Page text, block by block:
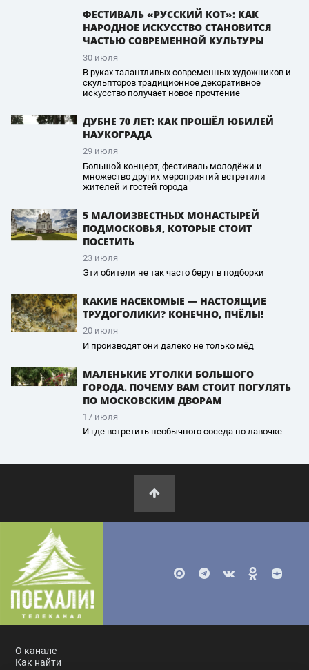
ФЕСТИВАЛЬ «РУССКИЙ КОТ»: КАК
НАРОДНОЕ ИСКУССТВО СТАНОВИТСЯ
ЧАСТЬЮ СОВРЕМЕННОЙ КУЛЬТУРЫ
30 июля
В руках талантливых современных художников и
скульпторов традиционное декоративное
искусство получает новое прочтение
ДУБНЕ 70 ЛЕТ: КАК ПРОШЁЛ ЮБИЛЕЙ
НАУКОГРАДА
29 июля
Большой концерт, фестиваль молодёжи и
множество других мероприятий встретили
жителей и гостей города
5 МАЛОИЗВЕСТНЫХ МОНАСТЫРЕЙ
ПОДМОСКОВЬЯ, КОТОРЫЕ СТОИТ
ПОСЕТИТЬ
23 июля
Эти обители не так часто берут в подборки
КАКИЕ НАСЕКОМЫЕ — НАСТОЯЩИЕ
ТРУДОГОЛИКИ? КОНЕЧНО, ПЧЁЛЫ!
20 июля
И производят они далеко не только мёд
МАЛЕНЬКИЕ УГОЛКИ БОЛЬШОГО
ГОРОДА. ПОЧЕМУ ВАМ СТОИТ ПОГУЛЯТЬ
ПО МОСКОВСКИМ ДВОРАМ
17 июля
И где встретить необычного соседа по лавочке
О канале
Как найти